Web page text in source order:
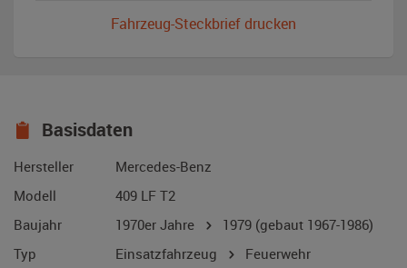
Fahrzeug-Steckbrief drucken
Basisdaten
Hersteller
Mercedes-Benz
Modell
409 LF T2
Baujahr
1970er Jahre 1979 (gebaut 1967-1986)
Typ
Einsatzfahrzeug
Feuerwehr